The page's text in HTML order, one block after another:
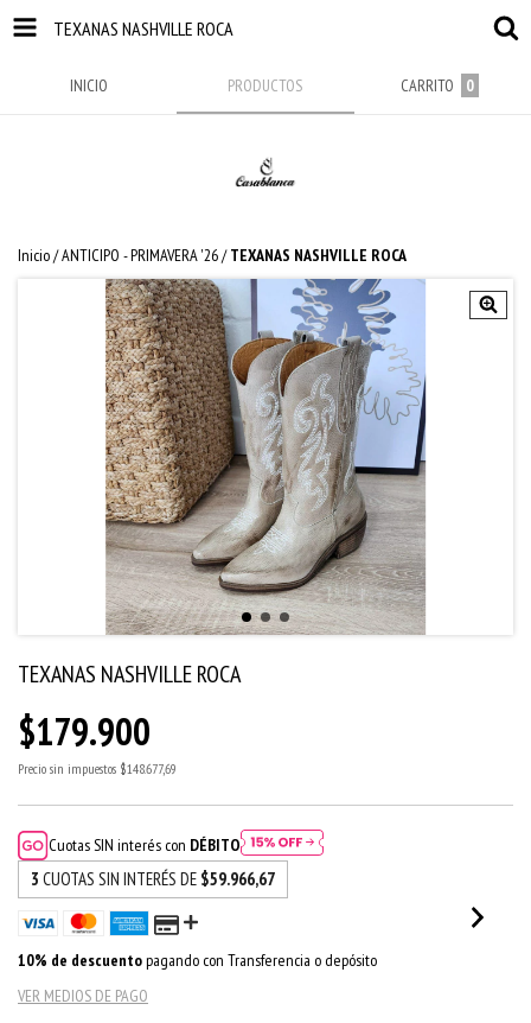
TEXANAS NASHVILLE ROCA
INICIO PRODUCTOS CARRITO 0
Inicio/ANTICIPO - PRIMAVERA '26/ TEXANAS NASHVILLE ROCA
TEXANAS NASHVILLE ROCA
$179.900
Precio sin impuestos $148.677,69
Cuotas SIN interés con DÉBITO
3 CUOTAS SIN INTERÉS DE $59.966,67
10% de descuentopagando con Transferencia o depósito
VER MEDIOS DE PAGO